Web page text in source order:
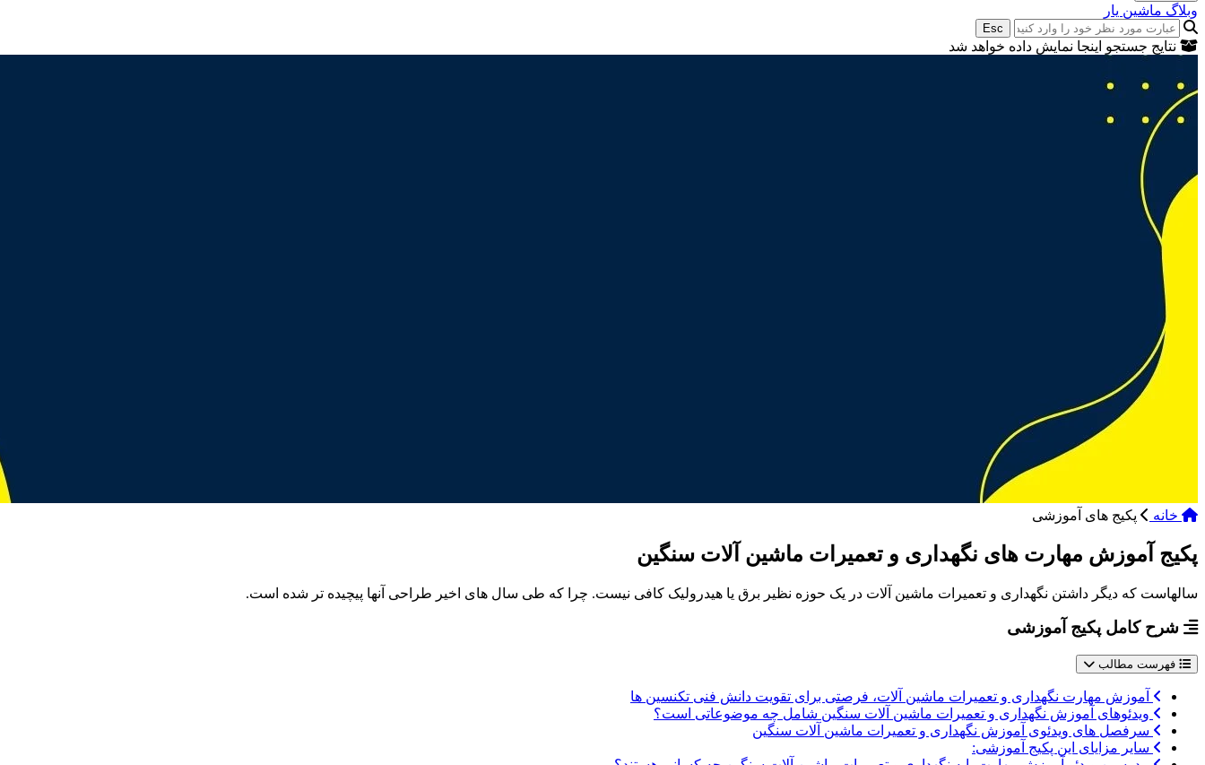
وبلاگ ماشین یار
Esc
نتایج جستجو اینجا نمایش داده خواهد شد
خانه پکیج های آموزشی
پکیج آموزش مهارت های نگهداری و تعمیرات ماشین آلات سنگین
سالهاست که دیگر داشتن نگهداری و تعمیرات ماشین آلات در یک حوزه نظیر برق یا هیدرولیک کافی نیست. چرا که طی سال های اخیر طراحی آنها پیچیده تر شده است.
شرح کامل پکیج آموزشی
فهرست مطالب
آموزش مهارت نگهداری و تعمیرات ماشین آلات، فرصتی برای تقویت دانش فنی تکنسین ها
ویدئوهای آموزش نگهداری و تعمیرات ماشین آلات سنگین شامل چه موضوعاتی است؟
سرفصل های ویدئوی آموزش نگهداری و تعمیرات ماشین آلات سنگین
سایر مزایای این پکیج آموزشی: